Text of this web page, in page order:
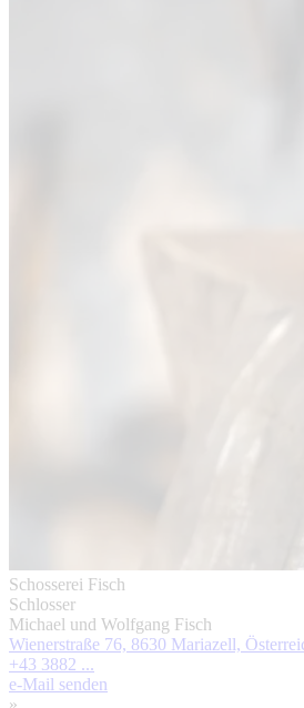
Schosserei Fisch
Schlosser
Michael und Wolfgang Fisch
Wienerstraße 76, 8630 Mariazell,
+43 3882 ...
e-Mail senden
»